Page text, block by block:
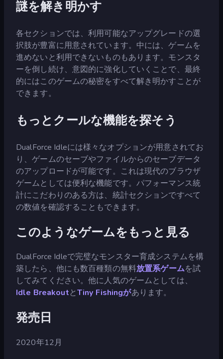
謎を解き明かす
各セクションでは、利用可能なアップグレードの選
択肢が豊富に用意されています。中には、ゲームを
進めないと利用できないものもあります。モンスタ
ーを倒し続け、意図的に強化していくことで、最終
的にはこのゲームの秘密をすべて解き明かすことが
できます。
もっとクールな機能を探そう
DualForce Idleには様々なオプションが用意されてお
り、ゲームのセーブやファイルからのセーブデータ
のアップロードが可能です。これは現代のブラウザ
ゲームとしては便利な機能です。パフォーマンス統
計にこだわりのある方は、統計セクションですべて
の数値を確認することもできます。
このようなゲームをもっと見る
DualForce Idleで完璧なモンスター育成システムを構
築したら、他にも数百種類の無料放置系ゲームを試
してみてください。他に人気のゲームとしては、
Idle BreakoutとTiny Fishingがあります。
発売日
2020年12月